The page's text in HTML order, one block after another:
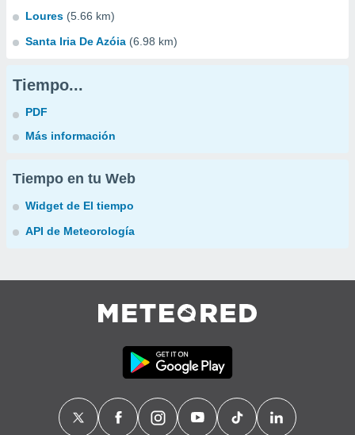
Loures (5.66 km)
Santa Iria De Azóia (6.98 km)
Tiempo...
PDF
Más información
Tiempo en tu Web
Widget de El tiempo
API de Meteorología